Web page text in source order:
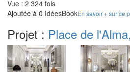
Vue : 2 324 fois
Ajoutée à 0 IdéesBookEn savoir + sur ce
Projet : Place de